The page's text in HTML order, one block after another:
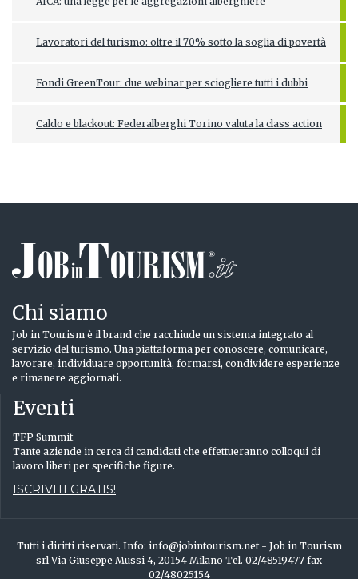
Lavoratori del turismo: oltre il 70% sotto la soglia di povertà
Fondi GreenTour: due webinar per sciogliere tutti i dubbi
Caldo e blackout: Federalberghi Torino valuta la class action
Chi siamo
Job in Tourism è il brand che racchiude un sistema integrato al
servizio del turismo. Una piattaforma per conoscere, comunicare,
lavorare, individuare opportunità, formarsi, condividere esperienze
e rimanere aggiornati.
Eventi
TFP Summit
Tante aziende in cerca di candidati che effettueranno colloqui di
lavoro liberi per specifiche figure.
ISCRIVITI GRATIS!
Tutti i diritti riservati. Info: info@jobintourism.net - Job in Tourism
srl Via Giuseppe Mussi 4, 20154 Milano Tel. 02/48519477 fax
02/48025154